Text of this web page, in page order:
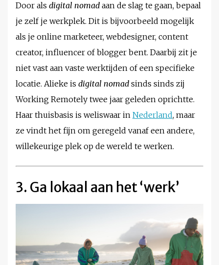
Door als digital nomad aan de slag te gaan, bepaal
je zelf je werkplek. Dit is bijvoorbeeld mogelijk
als je online marketeer, webdesigner, content
creator, influencer of blogger bent. Daarbij zit je
niet vast aan vaste werktijden of een specifieke
locatie. Alieke is digital nomad sinds sinds zij
Working Remotely twee jaar geleden oprichtte.
Haar thuisbasis is weliswaar in Nederland, maar
ze vindt het fijn om geregeld vanaf een andere,
willekeurige plek op de wereld te werken.
3. Ga lokaal aan het ‘werk’